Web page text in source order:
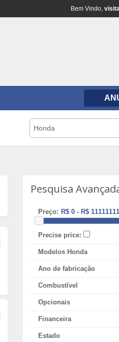
Bem Vindo,
Honda
Pesquisa
Preço:
Precise price:
Modelos Honda
Ano de fabricação
Combustível
Opcionais
Financeira
Estado